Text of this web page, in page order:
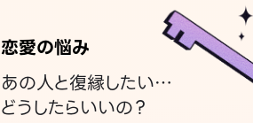
恋愛の悩み
あの人と復縁したい…
どうしたらいいの？